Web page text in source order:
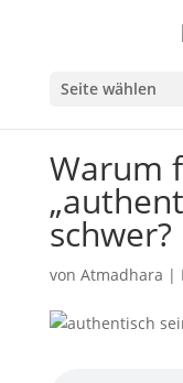
Seite wählen
Warum
schwer?
von Atmadhara |